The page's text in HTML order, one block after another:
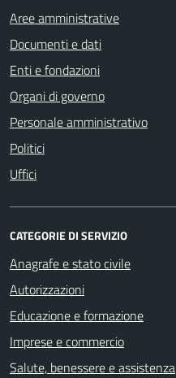
Aree amministrative
Documenti e dati
Enti e fondazioni
Organi di governo
Personale amministrativo
Politici
Uffici
CATEGORIE DI SERVIZIO
Anagrafe e stato civile
Autorizzazioni
Educazione e formazione
Imprese e commercio
Salute, benessere e assistenza